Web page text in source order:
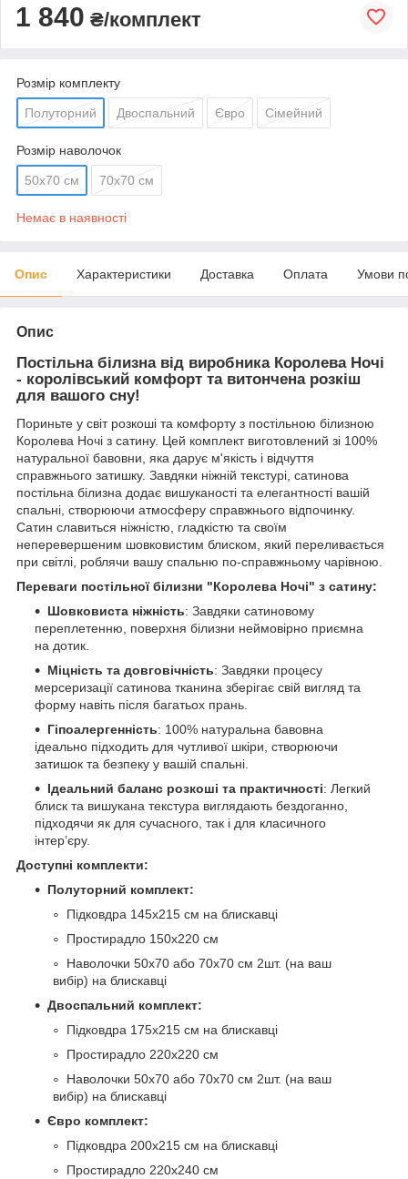
1 840 ₴/комплект
Розмір комплекту
Полуторний Двоспальний Євро Сімейний
Розмір наволочок
50х70 см 70х70 см
Немає в наявності
Опис Характеристики Доставка Оплата Умови
Опис
Постільна білизна від виробника Королева Ночі
- королівський комфорт та витончена розкіш
для вашого сну!
Пориньте у світ розкоші та комфорту з постільною білизною
Королева Ночі з сатину. Цей комплект виготовлений зі 100%
натуральної бавовни, яка дарує м'якість і відчуття
справжнього затишку. Завдяки ніжній текстурі, сатинова
постільна білизна додає вишуканості та елегантності вашій
спальні, створюючи атмосферу справжнього відпочинку.
Сатин славиться ніжністю, гладкістю та своїм
неперевершеним шовковистим блиском, який переливається
при світлі, роблячи вашу спальню по-справжньому чарівною.
Переваги постільної білизни "Королева Ночі" з сатину:
Шовковиста ніжність: Завдяки сатиновому
переплетенню, поверхня білизни неймовірно приємна
на дотик.
Міцність та довговічність: Завдяки процесу
мерсеризації сатинова тканина зберігає свій вигляд та
форму навіть після багатьох прань.
Гіпоалергенність: 100% натуральна бавовна
ідеально підходить для чутливої шкіри, створюючи
затишок та безпеку у вашій спальні.
Ідеальний баланс розкоші та практичності: Легкий
блиск та вишукана текстура виглядають бездоганно,
підходячи як для сучасного, так і для класичного
інтер’єру.
Доступні комплекти:
Полуторний комплект:
Підковдра 145х215 см на блискавці
Простирадло 150х220 см
Наволочки 50х70 або 70х70 см 2шт. (на ваш
вибір) на блискавці
Двоспальний комплект:
Підковдра 175х215 см на блискавці
Простирадло 220х220 см
Наволочки 50х70 або 70х70 см 2шт. (на ваш
вибір) на блискавці
Євро комплект:
Підковдра 200х215 см на блискавці
Простирадло 220х240 см